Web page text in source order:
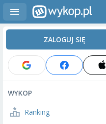
ZALOGUJ SIĘ
WYKOP
Ranking